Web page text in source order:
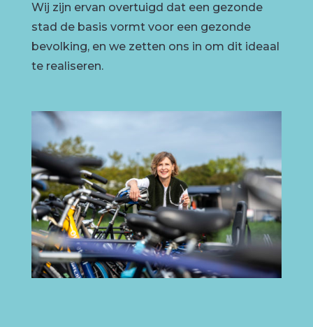
Wij zijn ervan overtuigd dat een gezonde
stad de basis vormt voor een gezonde
bevolking, en we zetten ons in om dit ideaal
te realiseren.